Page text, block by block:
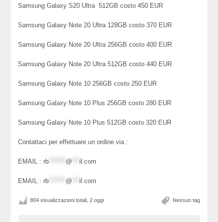
Samsung Galaxy S20 Ultra 512GB costo 450 EUR
Samsung Galaxy Note 20 Ultra 128GB costo 370 EUR
Samsung Galaxy Note 20 Ultra 256GB costo 400 EUR
Samsung Galaxy Note 20 Ultra 512GB costo 440 EUR
Samsung Galaxy Note 10 256GB costo 250 EUR
Samsung Galaxy Note 10 Plus 256GB costo 280 EUR
Samsung Galaxy Note 10 Plus 512GB costo 320 EUR
Contattaci per effettuare un ordine via :
EMAIL : rb @ il.com
EMAIL : rb @ il.com
Nessun tag
804 visualizzazioni totali, 2 oggi